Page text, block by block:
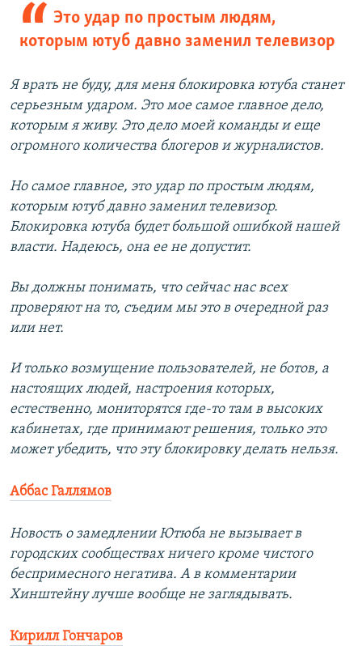
Это удар по простым людям,
которым ютуб давно заменил телевизор
Я врать не буду, для меня блокировка ютуба станет
серьезным ударом. Это мое самое главное дело,
которым я живу. Это дело моей команды и еще
огромного количества блогеров и журналистов.
Но самое главное, это удар по простым людям,
которым ютуб давно заменил телевизор.
Блокировка ютуба будет большой ошибкой нашей
власти. Надеюсь, она ее не допустит.
Вы должны понимать, что сейчас нас всех
проверяют на то, съедим мы это в очередной раз
или нет.
И только возмущение пользователей, не ботов, а
настоящих людей, настроения которых,
естественно, мониторятся где-то там в высоких
кабинетах, где принимают решения, только это
может убедить, что эту блокировку делать нельзя.
Аббас Галлямов
Новость о замедлении Ютюба не вызывает в
городских сообществах ничего кроме чистого
беспримесного негатива. А в комментарии
Хинштейну лучше вообще не заглядывать.
Кирилл Гончаров